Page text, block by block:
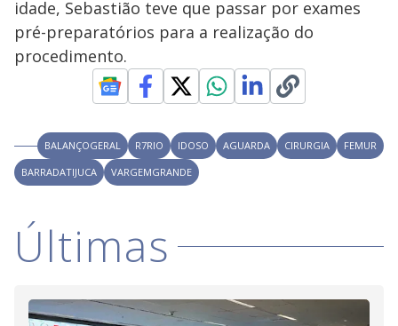
i
d
e
idade, Sebastião teve que passar por exames
pré-preparatórios para a realização do
procedimento.
BALANÇOGERAL R7RIO IDOSO AGUARDA CIRURGIA
FEMUR
BARRADATIJUCA
VARGEMGRANDE
Últimas